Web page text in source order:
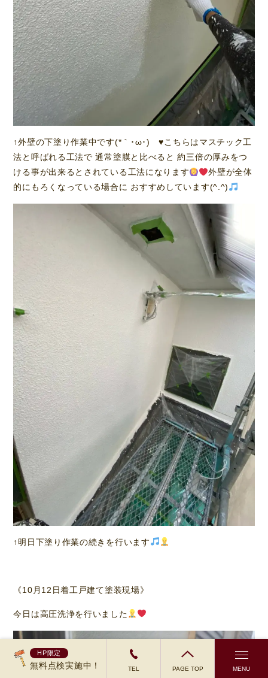
HP限定
無料点検実施中！ TEL PAGE TOP MENU
↑外壁の下塗り作業中です(*｀･ω･)ゞ♥️こちらはマスチック工
法と呼ばれる工法で 通常塗膜と比べると 約三倍の厚みをつ
ける事が出来るとされている工法になります
外壁が全体
的にもろくなっている場合に おすすめしています(^.^)
↑明日下塗り作業の続きを行います
《10月12日着工戸建て塗装現場》
今日は高圧洗浄を行いました